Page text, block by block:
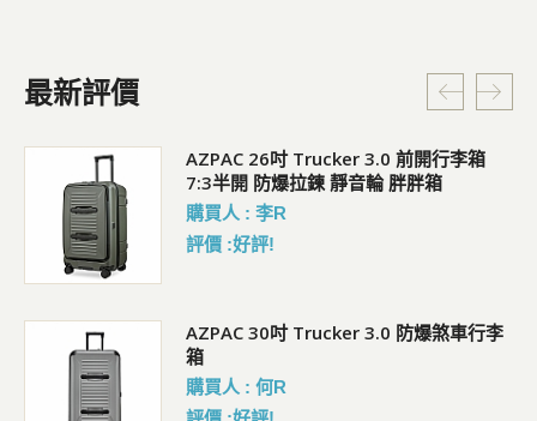
最新評價
AZPAC 26吋 Trucker 3.0 前開行李箱
7:3半開 防爆拉鍊 靜音輪 胖胖箱
購買人 : 李R
評價 :好評!
AZPAC 30吋 Trucker 3.0 防爆煞車行李
箱
購買人 : 何R